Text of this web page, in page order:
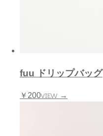
fuu ドリップバッグ
￥200VIEW →